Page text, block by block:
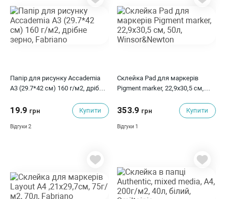
Папір для рисунку Accademia
А3 (29.7*42 см) 160 г/м2, дрібне
19.9 грн Купити
Відгуки 2
Склейка Pad для маркерів
Pigment marker, 22,9х30,5 см,
353.9 грн Купити
Відгуки 1